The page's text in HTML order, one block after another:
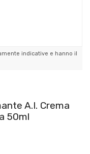
indicative e hanno il
A.I. Crema
50ml